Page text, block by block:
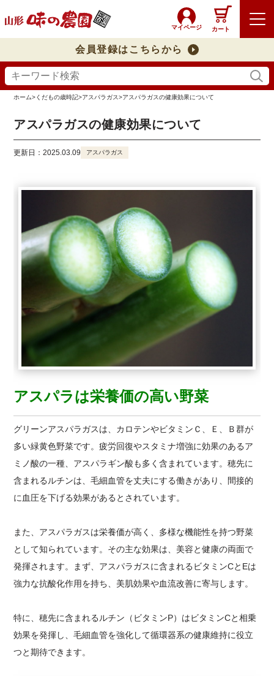
マイページ カート
会員登録はこちらから
ホーム>くだもの歳時記>アスパラガス>アスパラガスの健康効果について
アスパラガスの健康効果について
更新日：2025.03.09 アスパラガス
アスパラは栄養価の高い野菜
グリーンアスパラガスは、カロテンやビタミンＣ、Ｅ、Ｂ群が
多い緑黄色野菜です。疲労回復やスタミナ増強に効果のあるア
ミノ酸の一種、アスパラギン酸も多く含まれています。穂先に
含まれるルチンは、毛細血管を丈夫にする働きがあり、間接的
に血圧を下げる効果があるとされています。
また、アスパラガスは栄養価が高く、多様な機能性を持つ野菜
として知られています。その主な効果は、美容と健康の両面で
発揮されます。まず、アスパラガスに含まれるビタミンCとEは
強力な抗酸化作用を持ち、美肌効果や血流改善に寄与します。
特に、穂先に含まれるルチン（ビタミンP）はビタミンCと相乗
効果を発揮し、毛細血管を強化して循環器系の健康維持に役立
つと期待できます。